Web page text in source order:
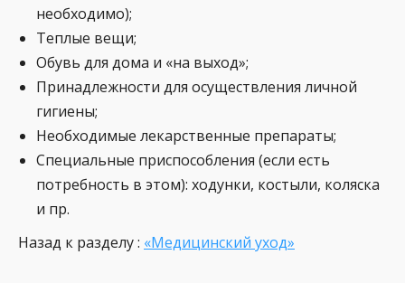
необходимо);
Теплые вещи;
Обувь для дома и «на выход»;
Принадлежности для осуществления личной
гигиены;
Необходимые лекарственные препараты;
Специальные приспособления (если есть
потребность в этом): ходунки, костыли, коляска
и пр.
Назад к разделу : «Медицинский уход»